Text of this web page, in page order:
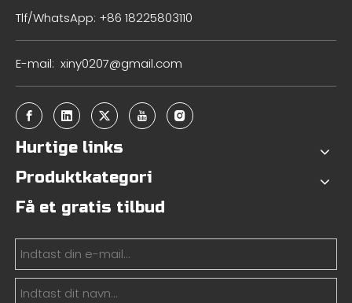
Tlf/WhatsApp: +86 18225803110
E-mail: xiny0207@gmail.com
Hurtige links
Produktkategori
Få et gratis tilbud